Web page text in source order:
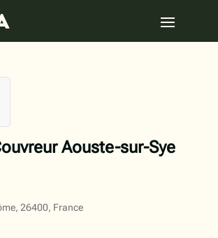
Aouste-sur-Sye
26400, France